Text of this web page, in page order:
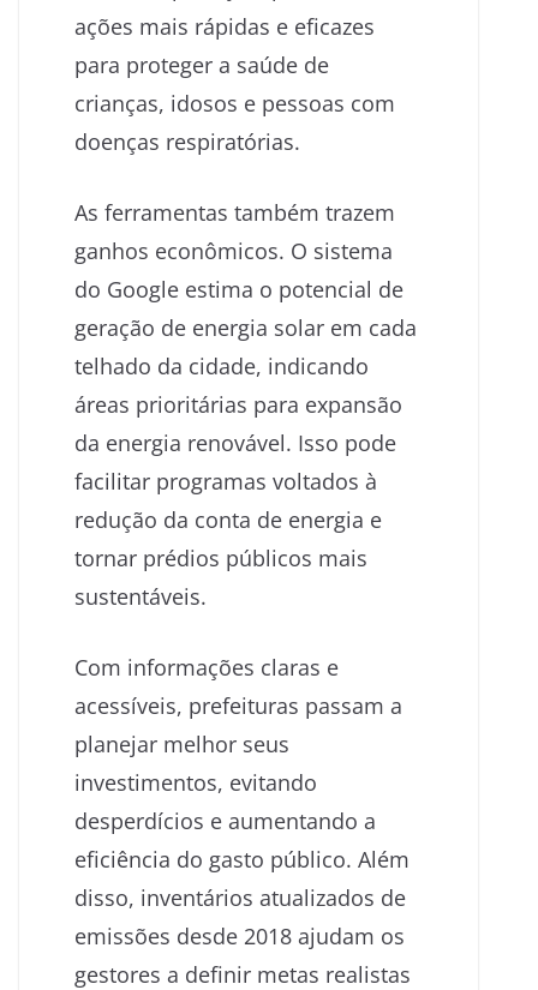
ações mais rápidas e eficazes
para proteger a saúde de
crianças, idosos e pessoas com
doenças respiratórias.
As ferramentas também trazem
ganhos econômicos. O sistema
do Google estima o potencial de
geração de energia solar em cada
telhado da cidade, indicando
áreas prioritárias para expansão
da energia renovável. Isso pode
facilitar programas voltados à
redução da conta de energia e
tornar prédios públicos mais
sustentáveis.
Com informações claras e
acessíveis, prefeituras passam a
planejar melhor seus
investimentos, evitando
desperdícios e aumentando a
eficiência do gasto público. Além
disso, inventários atualizados de
emissões desde 2018 ajudam os
gestores a definir metas realistas